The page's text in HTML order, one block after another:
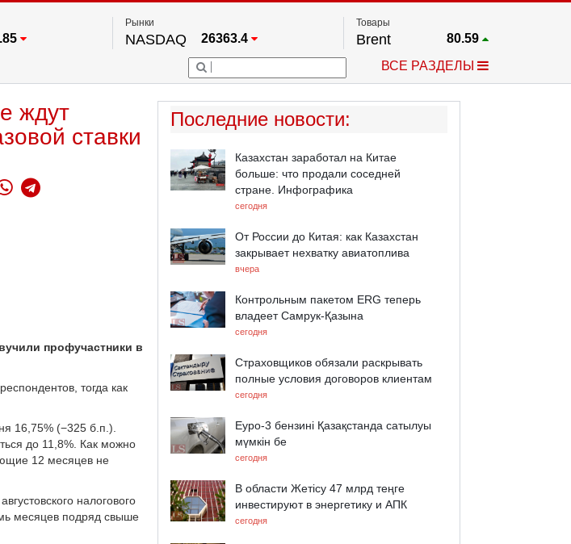
Рынки
NASDAQ 26363.4
FTSE 100 67.17
54349.1
S&P 500
NYSE 24513.8
Товары
Brent 80.59
Платина
2.659
ВСЕ РАЗДЕЛЫ
ждут
ставки
профучастники в
тогда как
16,75% (−325 б.п.).
до 11,8%. Как можно
12 месяцев не
налогового
месяцев подряд свыше
Последние новости:
Казахстан заработал на Китае
больше: что продали соседней
стране. Инфографика
сегодня
От России до Китая: как Казахстан
закрывает нехватку авиатоплива
вчера
Контрольным пакетом ERG теперь
владеет Самрук-Қазына
сегодня
Страховщиков обязали раскрывать
полные условия договоров клиентам
сегодня
Еуро-3 бензині Қазақстанда сатылуы
мүмкін бе
сегодня
В области Жетісу 47 млрд теңге
инвестируют в энергетику и АПК
сегодня